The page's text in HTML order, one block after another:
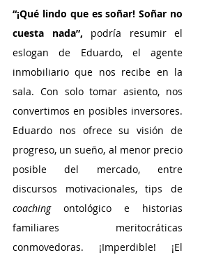
“¡Qué lindo que es soñar! Soñar no
cuesta nada”, podría resumir el
eslogan de Eduardo, el agente
inmobiliario que nos recibe en la
sala. Con solo tomar asiento, nos
convertimos en posibles inversores.
Eduardo nos ofrece su visión de
progreso, un sueño, al menor precio
posible del mercado, entre
coaching ontológico e historias
familiares meritocráticas
conmovedoras. ¡Imperdible! ¡El